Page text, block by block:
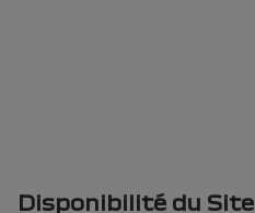
Disponibilité du Site